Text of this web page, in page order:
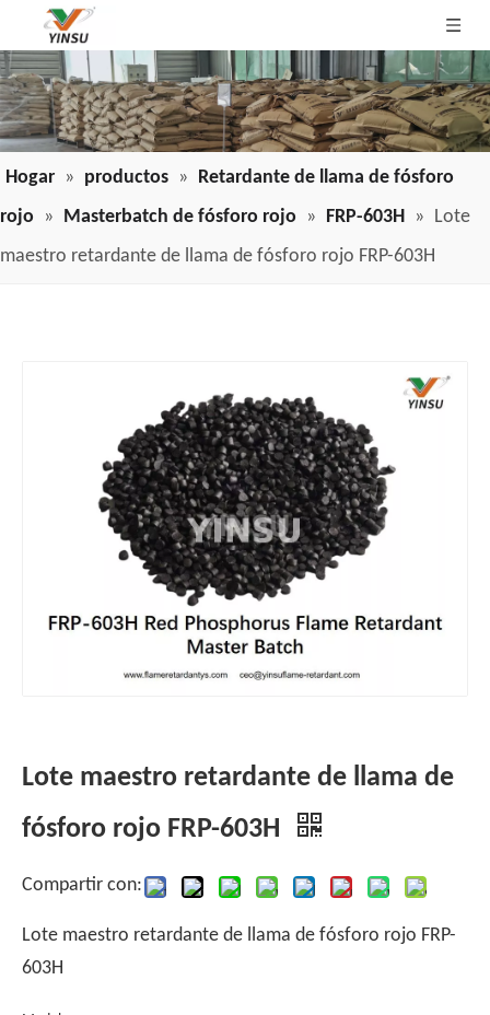
Hogar » productos » Retardante de llama de fósforo
rojo
» Masterbatch de fósforo rojo » FRP-603H » Lote
maestro retardante de llama de fósforo rojo FRP-603H
Lote maestro retardante de llama de
fósforo rojo FRP-603H
Compartir con:
Lote maestro retardante de llama de fósforo rojo FRP-
603H